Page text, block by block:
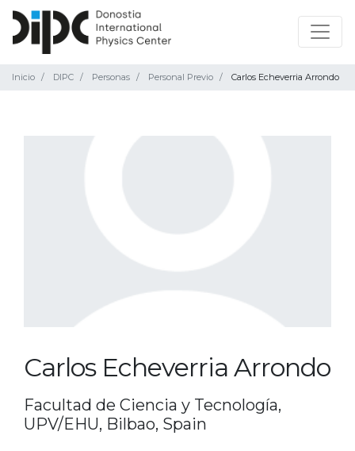
Inicio DIPC Personas Personal Previo Carlos Echeverria Arrondo
Carlos Echeverria Arrondo
Facultad de Ciencia y Tecnología,
UPV/EHU, Bilbao, Spain